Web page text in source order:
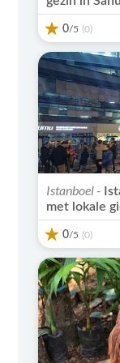
0/5 (0)
Istanboel -
met lokale
0/5 (0)